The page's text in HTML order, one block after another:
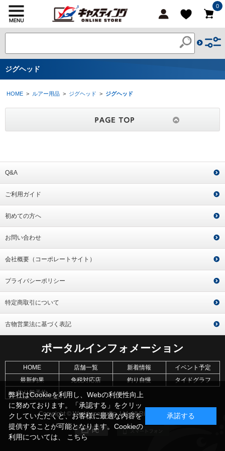
0
ジグヘッド
HOME > ルアー用品 > ジグヘッド > ジグヘッド
Q&A
ご利用ガイド
初めての方へ
お問い合わせ
会社概要（コーポレートサイト）
プライバシーポリシー
特定商取引について
古物営業法に基づく表記
ポータルインフォメーション
HOME 店舗一覧 新着情報
イベント予定
最新釣果
免税対応店 釣り自慢
タイドグラフ
釣り船予約
Copyright © World sports Co.,Ltd. All Rights Reserved.
弊社はCookieを利用し、Webの利便性向上
に努めております。「承認する」をクリッ
クしていただくと、お客様に最適な内容を
提供することが可能となります。Cookieの
利用については、 こちら
承諾する